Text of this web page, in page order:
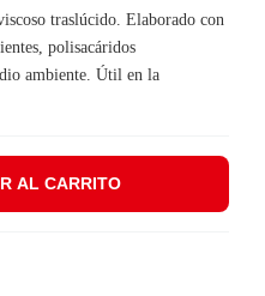
traslúcido. Elaborado con
polisacáridos
ambiente. Útil en la
Andin cantidad
AL CARRITO